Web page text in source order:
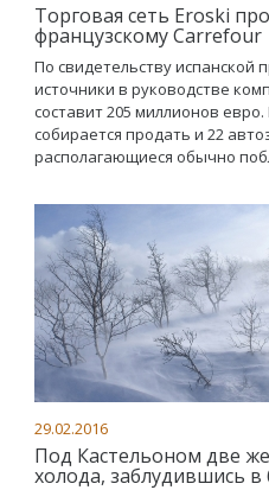
Торговая сеть Eroski
французскому Carrefour
По свидетельству испанской
источники в руководстве
составит 205 миллионов
собирается продать и 22
располагающиеся обычно
29.02.2016
Под Кастельоном две
холода, заблудившись в